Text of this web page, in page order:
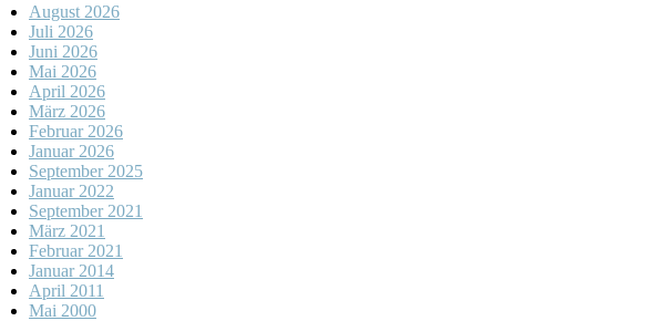
August 2026
Juli 2026
Juni 2026
Mai 2026
April 2026
März 2026
Februar 2026
Januar 2026
September 2025
Januar 2022
September 2021
März 2021
Februar 2021
Januar 2014
April 2011
Mai 2000